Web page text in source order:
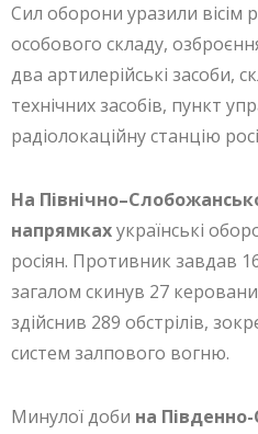
Сил оборони уразили вісім
особового складу,
два артилерійські засоби,
технічних засобів, пункт
радіолокаційну станцію
На
напрямкахукраїнські
росіян. Противник завдав
загалом скинув 27
здійснив 289 обстрілів,
систем залпового вогню.
Минулої доби на